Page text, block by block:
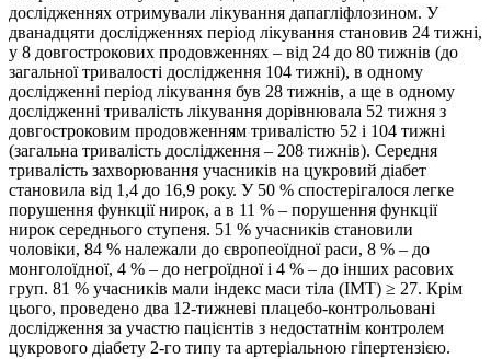
дослідженнях отримували лікування дапагліфлозином. У
дванадцяти дослідженнях період лікування становив 24 тижні,
у 8 довгострокових продовженнях – від 24 до 80 тижнів (до
загальної тривалості дослідження 104 тижні), в одному
дослідженні період лікування був 28 тижнів, а ще в одному
дослідженні тривалість лікування дорівнювала 52 тижня з
довгостроковим продовженням тривалістю 52 і 104 тижні
(загальна тривалість дослідження – 208 тижнів). Середня
тривалість захворювання учасників на цукровий діабет
становила від 1,4 до 16,9 року. У 50 % спостерігалося легке
порушення функції нирок, а в 11 % – порушення функції
нирок середнього ступеня. 51 % учасників становили
чоловіки, 84 % належали до європеоїдної раси, 8 % – до
монголоїдної, 4 % – до негроїдної і 4 % – до інших расових
груп. 81 % учасників мали індекс маси тіла (ІМТ) ≥ 27. Крім
цього, проведено два 12-тижневі плацебо-контрольовані
дослідження за участю пацієнтів з недостатнім контролем
цукрового діабету 2-го типу та артеріальною гіпертензією.